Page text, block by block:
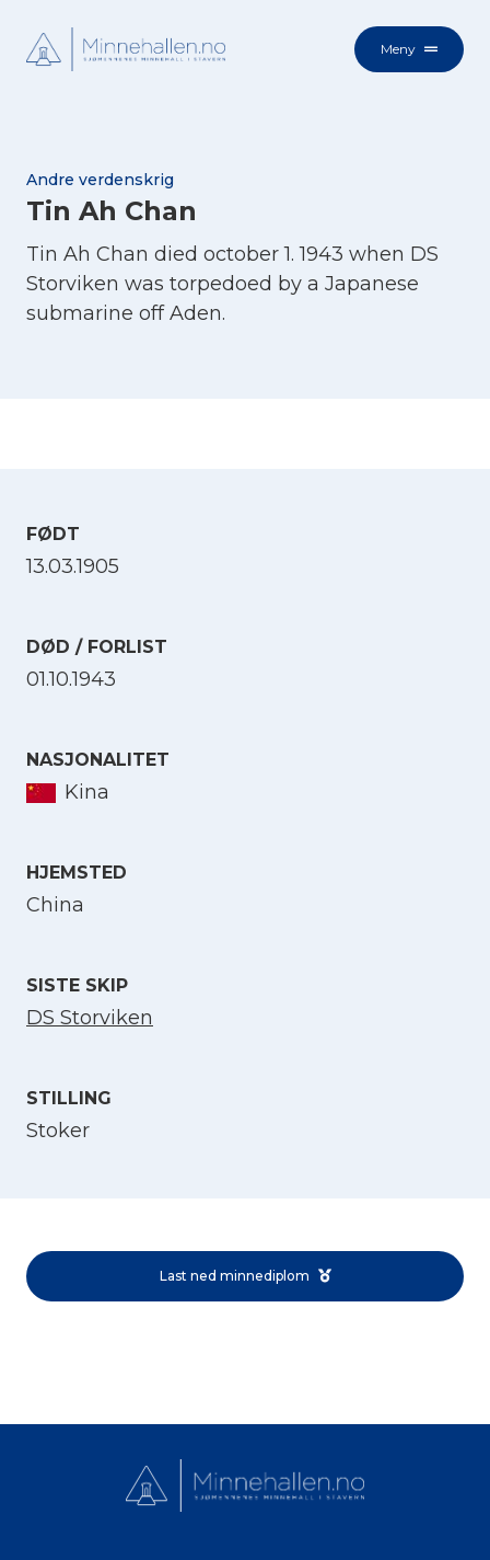
Meny
Andre verdenskrig
Tin Ah Chan
Tin Ah Chan died october 1. 1943 when DS
Storviken was torpedoed by a Japanese
submarine off Aden.
FØDT
13.03.1905
DØD / FORLIST
01.10.1943
NASJONALITET
Kina
HJEMSTED
China
SISTE SKIP
DS Storviken
STILLING
Stoker
Last ned minnediplom
Norsk bokmål